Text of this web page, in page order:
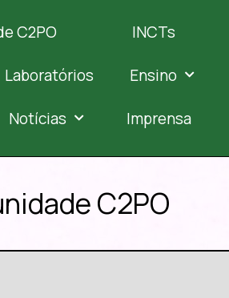
C2PO INCTs
Laboratórios Ensino
Notícias Imprensa
C2PO